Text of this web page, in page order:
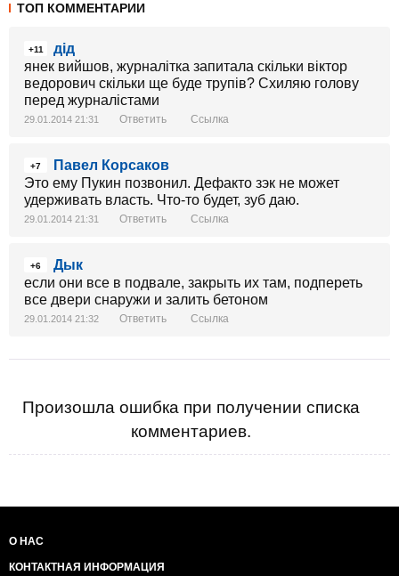
ТОП КОММЕНТАРИИ
+11
дід
янек вийшов, журналітка запитала скільки віктор
ведорович скільки ще буде трупів? Схиляю голову
перед журналістами
29.01.2014 21:31 Ответить Ссылка
+7
Павел Корсаков
Это ему Пукин позвонил. Дефакто зэк не может
удерживать власть. Что-то будет, зуб даю.
29.01.2014 21:31 Ответить Ссылка
+6
Дык
если они все в подвале, закрыть их там, подпереть
все двери снаружи и залить бетоном
29.01.2014 21:32 Ответить Ссылка
Произошла ошибка при получении списка
комментариев.
О НАС
КОНТАКТНАЯ ИНФОРМАЦИЯ